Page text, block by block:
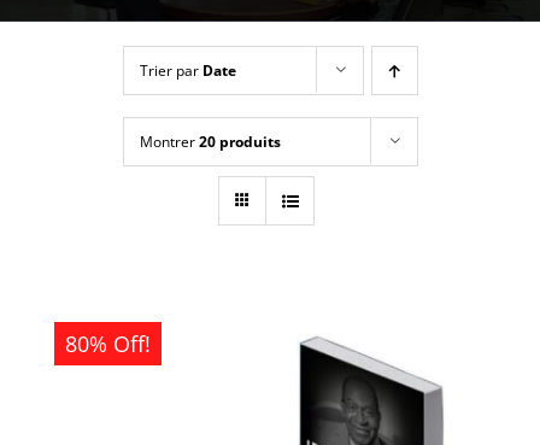
Trier par Date
Montrer20 produits
80% Off!